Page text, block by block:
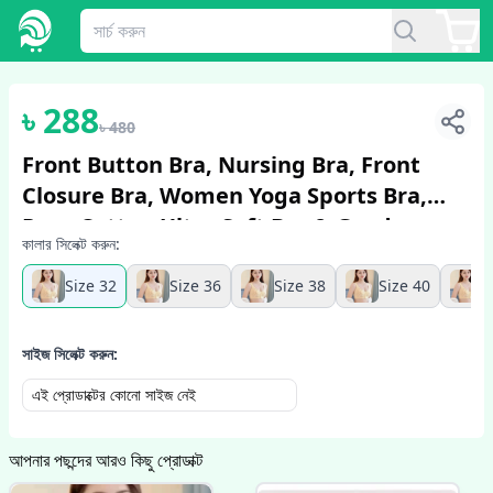
1/5
৳288৳480
Front Button Bra, Nursing Bra, Front
Closure Bra, Women Yoga Sports Bra,
Pure Cotton Ultra Soft Bra & Good
Quality
কালার সিলেক্ট করুন:
Size 32
Size 36 Size 38 Size 40
সাইজ সিলেক্ট করুন:
এই প্রোডাক্টের কোনো সাইজ নেই
আপনার পছন্দের আরও কিছু প্রোডাক্ট